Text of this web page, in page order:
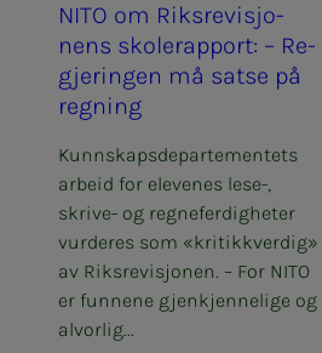
NITO om Riks­re­vi­­­sjo­­­
nens sko­­­le­rap­­­port: – Re­­­
gje­rin­­­gen må sat­­­se på
reg­­­ning
Kunnskapsdepartementets
arbeid for elevenes lese-,
skrive- og regneferdigheter
vurderes som «kritikkverdig»
av Riksrevisjonen. – For NITO
er funnene gjenkjennelige og
alvorlig...